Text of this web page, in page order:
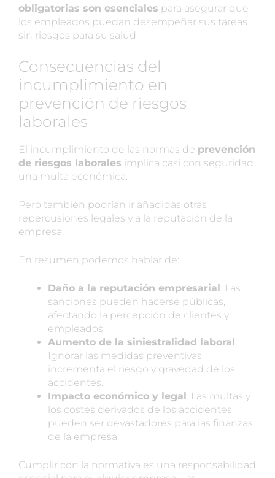
obligatorias son esenciales para asegurar que
los empleados puedan desempeñar sus tareas
sin riesgos para su salud.
Consecuencias del
incumplimiento en
prevención de riesgos
laborales
El incumplimiento de las normas de prevención
de riesgos laborales implica casi con seguridad
una multa económica.
Pero también podrían ir añadidas otras
repercusiones legales y a la reputación de la
empresa.
En resumen podemos hablar de:
Daño a la reputación empresarial: Las
sanciones pueden hacerse públicas,
afectando la percepción de clientes y
empleados.
Aumento de la siniestralidad laboral:
Ignorar las medidas preventivas
incrementa el riesgo y gravedad de los
accidentes.
Impacto económico y legal: Las multas y
los costes derivados de los accidentes
pueden ser devastadores para las finanzas
de la empresa.
Cumplir con la normativa es una responsabilidad